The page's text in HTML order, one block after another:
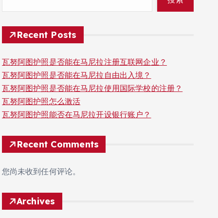
Recent Posts
瓦努阿图护照是否能在马尼拉注册互联网企业？
瓦努阿图护照是否能在马尼拉自由出入境？
瓦努阿图护照是否能在马尼拉使用国际学校的注册？
瓦努阿图护照怎么激活
瓦努阿图护照能否在马尼拉开设银行账户？
Recent Comments
您尚未收到任何评论。
Archives